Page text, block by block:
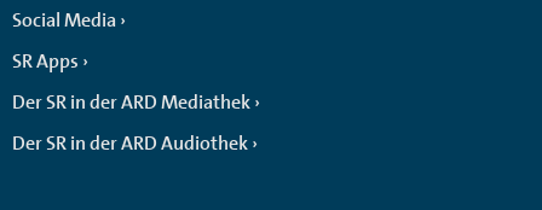
Social Media
SR Apps
Der SR in der ARD Mediathek
Der SR in der ARD Audiothek